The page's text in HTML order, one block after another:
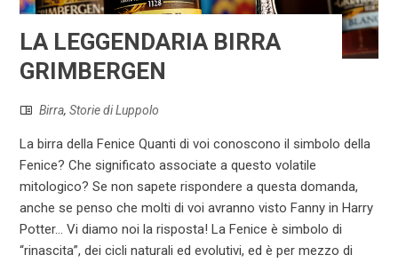
LA LEGGENDARIA BIRRA
GRIMBERGEN
Birra,Storie di Luppolo
La birra della Fenice Quanti di voi conoscono il simbolo della
Fenice? Che significato associate a questo volatile
mitologico? Se non sapete rispondere a questa domanda,
anche se penso che molti di voi avranno visto Fanny in Harry
Potter… Vi diamo noi la risposta! La Fenice è simbolo di
“rinascita”, dei cicli naturali ed evolutivi, ed è per mezzo di